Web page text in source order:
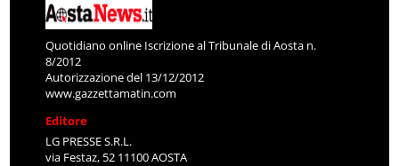
Quotidiano online Iscrizione al Tribunale di Aosta n.
8/2012
Autorizzazione del 13/12/2012
www.gazzettamatin.com
Editore
LG PRESSE S.R.L.
via Festaz, 52 11100 AOSTA